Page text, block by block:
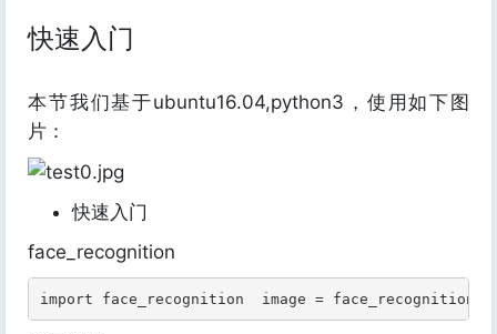
快速入门
本节我们基于ubuntu16.04,python3，使用如下图
片：
快速入门
face_recognition
import face_recognition  image =